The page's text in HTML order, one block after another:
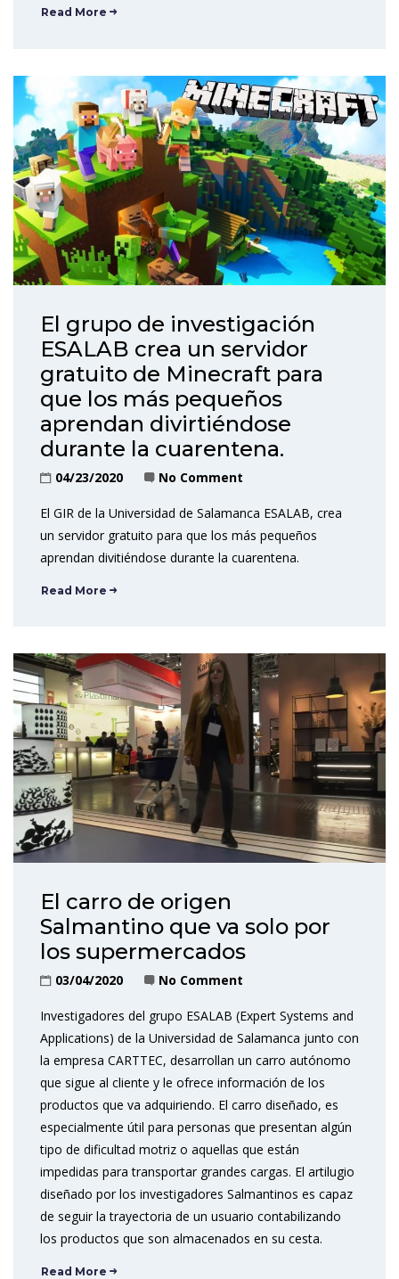
Read More
El grupo de investigación
ESALAB crea un servidor
gratuito de Minecraft para
que los más pequeños
aprendan divirtiéndose
durante la cuarentena.
04/23/2020 No Comment
El GIR de la Universidad de Salamanca ESALAB, crea
un servidor gratuito para que los más pequeños
aprendan divitiéndose durante la cuarentena.
Read More
El carro de origen
Salmantino que va solo por
los supermercados
03/04/2020 No Comment
Investigadores del grupo ESALAB (Expert Systems and
Applications) de la Universidad de Salamanca junto con
la empresa CARTTEC, desarrollan un carro autónomo
que sigue al cliente y le ofrece información de los
productos que va adquiriendo. El carro diseñado, es
especialmente útil para personas que presentan algún
tipo de dificultad motriz o aquellas que están
impedidas para transportar grandes cargas. El artilugio
diseñado por los investigadores Salmantinos es capaz
de seguir la trayectoria de un usuario contabilizando
los productos que son almacenados en su cesta.
Read More